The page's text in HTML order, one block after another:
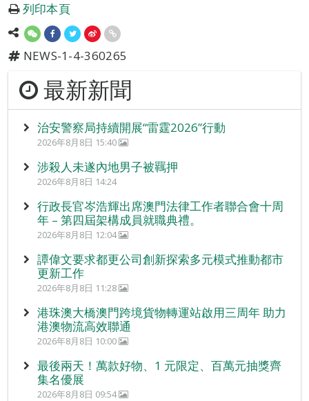
列印本頁
NEWS-1-4-360265
最新新聞
治安警察局持續開展“雷霆2026”行動
2026年8月8日 15:40
涉殺人未遂內地男子被羈押
2026年8月8日 14:24
行政長官岑浩輝出席澳門法律工作者聯合會十周
年 – 第四屆架構成員就職典禮。
2026年8月8日 12:04
譚偉文要求都更公司創新探索多元模式推動都市
更新工作
2026年8月8日 11:28
港珠澳大橋澳門跨境貨物轉運站啟用三周年 助力
港澳物流高效聯通
2026年8月8日 10:00
最後兩天！萬款好物、1 元限定、百萬元抽獎齊
集名優展
2026年8月8日 09:54